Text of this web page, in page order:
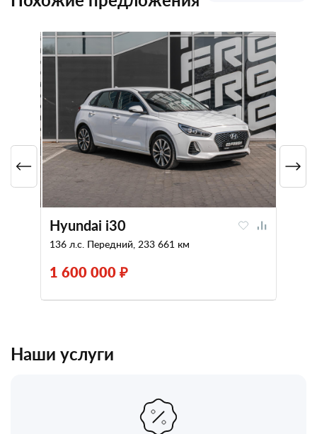
Hyundai i30
136 л.с. Передний, 233 661 км
1 600 000 ₽
Наши услуги